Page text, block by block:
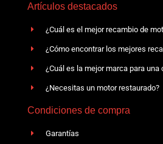
Artículos destacados
¿Cuál es el mejor recambio de
¿Cómo encontrar los mejores
¿Cuál es la mejor marca para una
¿Necesitas un motor restaurado?
Condiciones de compra
Garantías